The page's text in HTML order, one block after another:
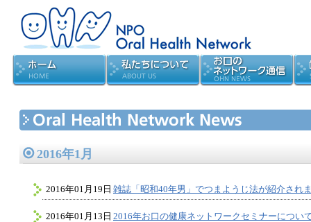
2016年1月
2016年01月19日 雑誌「昭和40年男」でつまようじ法が紹介され
2016年01月13日 2016年お口の健康ネットワークセミナーについ